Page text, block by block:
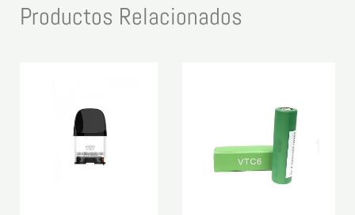
Productos Relacionados